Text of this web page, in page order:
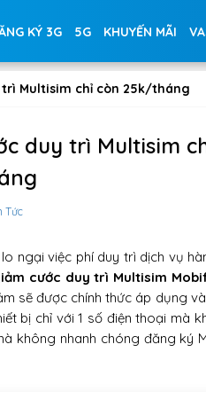
KÝ 3G 5G KHUYẾN MÃI
trì Multisim chỉ còn 25k/tháng
duy trì Multisim
Tức
ngại việc phí duy trì dịch vụ
cước duy trì Multisim
sẽ được chính thức áp dụng
bị chỉ với 1 số điện thoại mà
không nhanh chóng đăng ký